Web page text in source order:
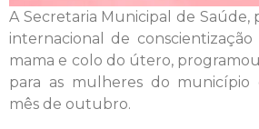
A Secretaria Municipal de Saúde,
internacional de
mama e colo do útero,
para as mulheres do município
mês de outubro.